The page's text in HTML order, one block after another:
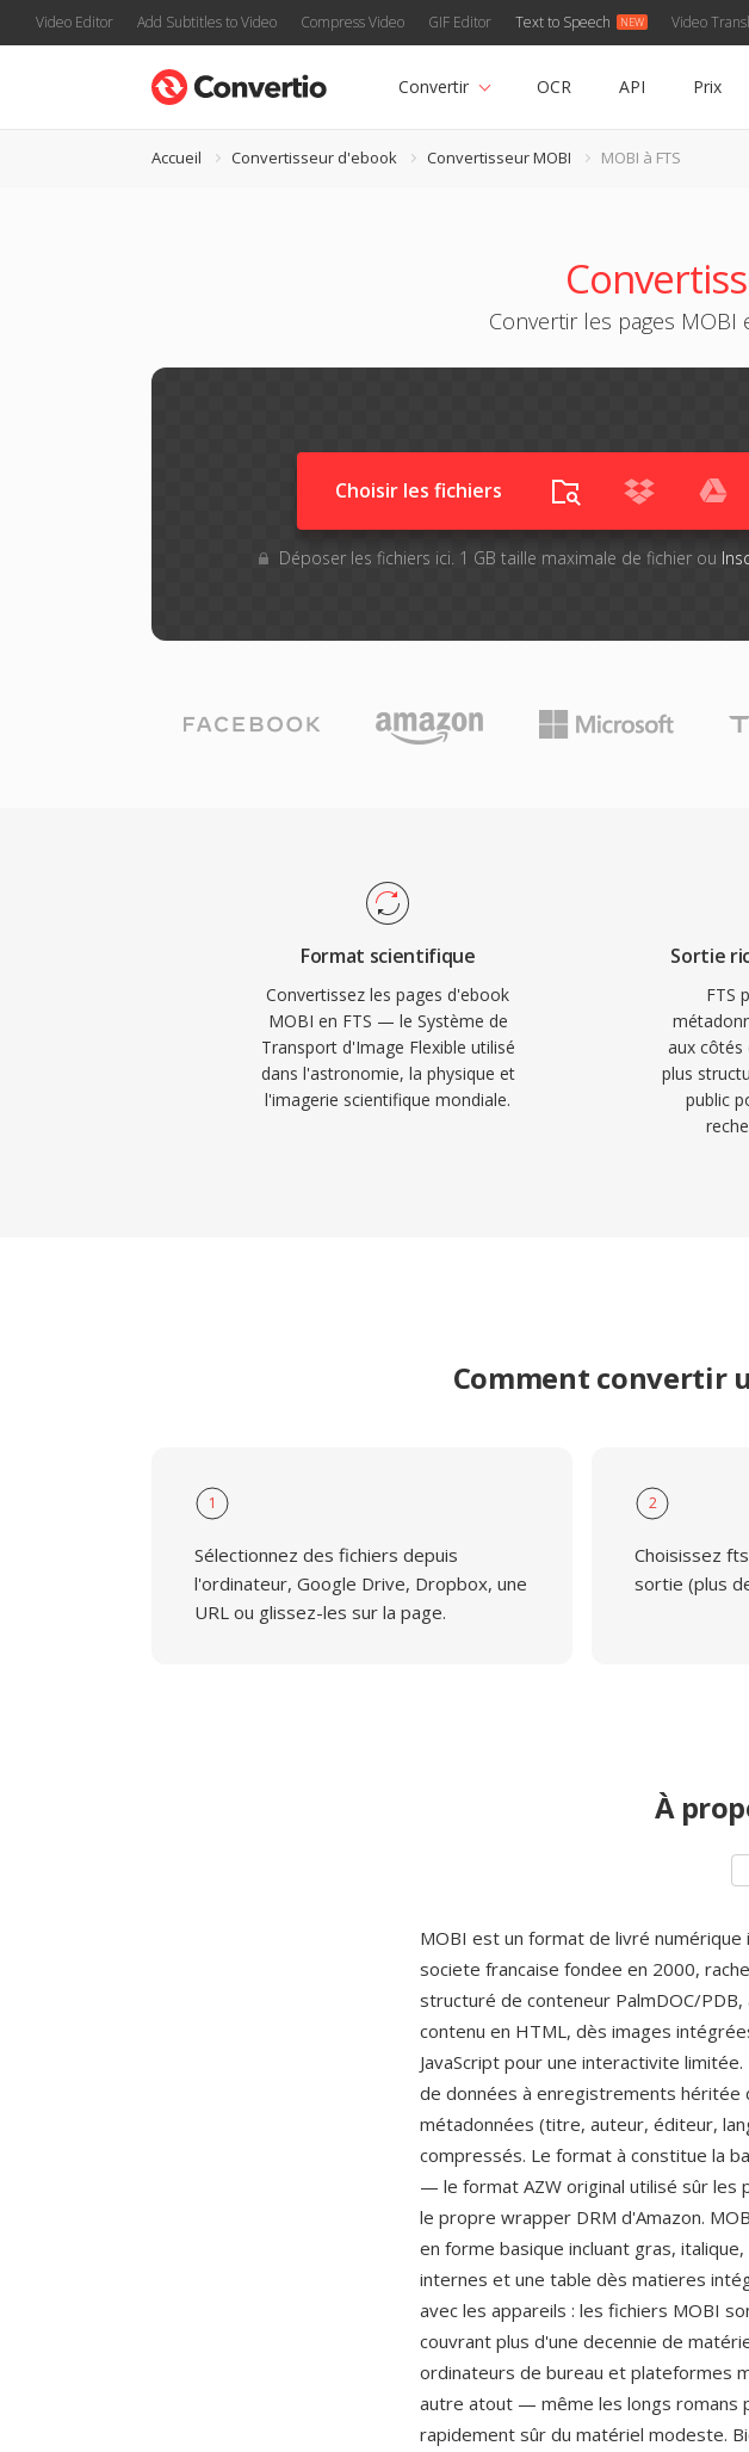
Video Editor Add Subtitles to Video Compress Video GIF Editor Text to Speech Video
Convertir OCR API Prix
Accueil Convertisseur d'ebook Convertisseur MOBI MOBI à FTS
Convertir les pages MOBI
Choisir les fichiers
Déposer les fichiers ici. 1 GB taille maximale de fichier ou
Format scientifique
Convertissez les pages d'ebook
MOBI en FTS — le Système de
Transport d'Image Flexible utilisé
dans l'astronomie, la physique et
l'imagerie scientifique mondiale.
Sortie
FTS
aux
plus
public
Comment convertir
1
Sélectionnez des fichiers depuis
l'ordinateur, Google Drive, Dropbox, une
URL ou glissez-les sur la page.
2
Choisissez
sortie (plus
À
MOBI est un format de livré
societe francaise fondee en 2000,
structuré de conteneur PalmDOC/
contenu en HTML, dès images
JavaScript pour une interactivite
de données à enregistrements héritée
métadonnées (titre, auteur, éditeur,
compressés. Le format à constitue la
— le format AZW original utilisé sûr les
le propre wrapper DRM d'Amazon.
en forme basique incluant gras,
internes et une table dès matieres
avec les appareils : les fichiers MOBI
couvrant plus d'une decennie de
ordinateurs de bureau et plateformes
autre atout — même les longs romans
rapidement sûr du matériel modeste.